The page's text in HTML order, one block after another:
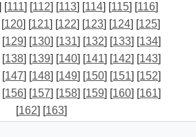
[111] [112] [113] [114] [115] [116]
120] [121] [122] [123] [124] [125]
[129] [130] [131] [132] [133] [134]
[138] [139] [140] [141] [142] [143]
[147] [148] [149] [150] [151] [152]
[156] [157] [158] [159] [160] [161]
[162] [163]